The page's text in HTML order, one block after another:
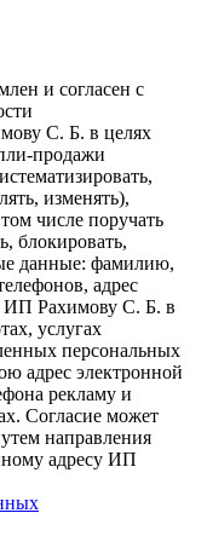
и согласен с
С. Б. в целях
продажи
изменять),
числе поручать
блокировать,
данные: фамилию,
адрес
ИП Рахимову С. Б. в
услугах
персональных
адрес электронной
рекламу и
Согласие может
направления
адресу ИП